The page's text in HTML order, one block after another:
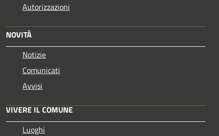
Autorizzazioni
NOVITÀ
Notizie
Comunicati
Avvisi
VIVERE IL COMUNE
Luoghi